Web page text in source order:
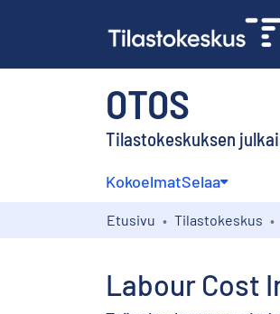
OTOS
Tilastokeskuksen
KokoelmatSelaa
Etusivu Tilastokeskus
Labour Cost